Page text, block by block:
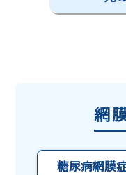
網
糖尿病網膜